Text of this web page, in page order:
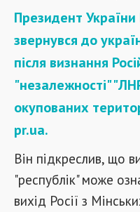
Президент
звернувся до
після визнання
"незалежності"
окупованих
pr.ua.
Він підкреслив, що
"республік" може
вихід Росії з